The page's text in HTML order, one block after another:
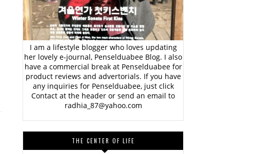
I am a lifestyle blogger who loves updating
her lovely e-journal, Penselduabee Blog. I also
have a commercial break at Penselduabee for
product reviews and advertorials. If you have
any inquiries for Penselduabee, just click
Contact at the header or send an email to
radhia_87@yahoo.com
THE CENTER OF LIFE